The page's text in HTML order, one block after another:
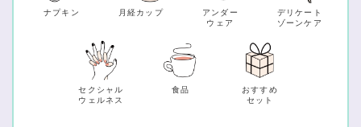
ナプキン 月経カップ
アンダー
ウェア
デリケート
ゾーンケア
セクシャル
ウェルネス
食品
おすすめ
セット